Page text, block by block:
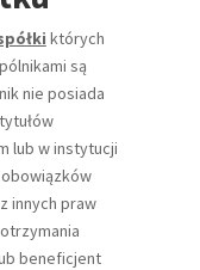
których
są
nie posiada
lub w instytucji
innych praw
beneficjent